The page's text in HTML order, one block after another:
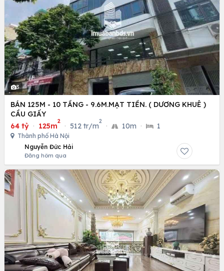
3
BÁN 125M - 10 TẦNG - 9.6M.MẠT TIỀN. ( DƯƠNG KHUÊ )
CẦU GIẤY
64 tỷ · 125m
2
· 512 tr/m
2
· 10m · 1
Thành phố Hà Nội
Nguyễn Đức Hải
Đăng hôm qua